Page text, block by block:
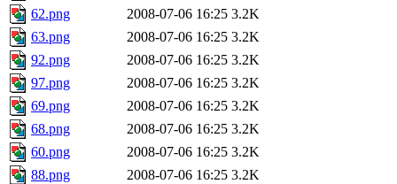
62.png
2008-07-06 16:25 3.2K
63.png
2008-07-06 16:25 3.2K
92.png
2008-07-06 16:25 3.2K
97.png
2008-07-06 16:25 3.2K
69.png
2008-07-06 16:25 3.2K
68.png
2008-07-06 16:25 3.2K
60.png
2008-07-06 16:25 3.2K
88.png
2008-07-06 16:25 3.2K